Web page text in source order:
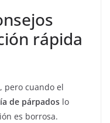
rápida
pero cuando el
de párpados lo
es borrosa.